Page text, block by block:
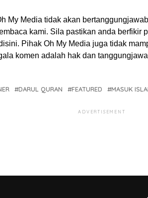
My Media tidak akan
kami. Sila pastikan anda berfikir
Pihak Oh My Media juga tidak
komen adalah hak dan
DARUL QURAN FEATURED MASUK
ADVERTISEMENT